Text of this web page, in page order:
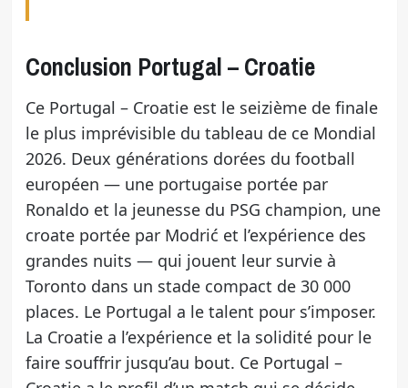
Conclusion Portugal – Croatie
Ce Portugal – Croatie est le seizième de finale
le plus imprévisible du tableau de ce Mondial
2026. Deux générations dorées du football
européen — une portugaise portée par
Ronaldo et la jeunesse du PSG champion, une
croate portée par Modrić et l’expérience des
grandes nuits — qui jouent leur survie à
Toronto dans un stade compact de 30 000
places. Le Portugal a le talent pour s’imposer.
La Croatie a l’expérience et la solidité pour le
faire souffrir jusqu’au bout. Ce Portugal –